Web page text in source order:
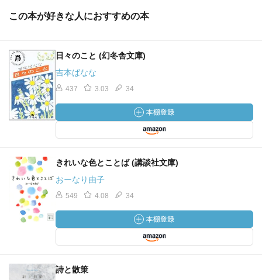
この本が好きな人におすすめの本
日々のこと (幻冬舎文庫)
吉本ばなな
437 3.03 34
きれいな色とことば (講談社文庫)
おーなり由子
549 4.08 34
詩と散策